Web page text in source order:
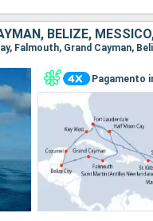
Pagamento